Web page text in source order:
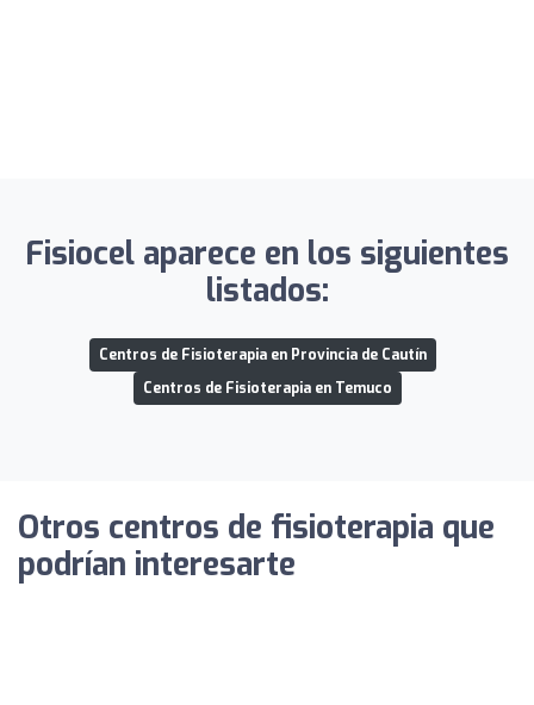
Fisiocel aparece en los siguientes
listados:
Centros de Fisioterapia en Provincia de Cautín
Centros de Fisioterapia en Temuco
Otros centros de fisioterapia que
podrían interesarte